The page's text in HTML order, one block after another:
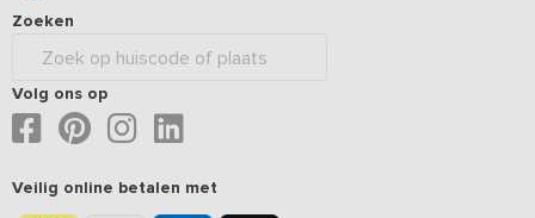
Zoeken
Volg ons op
Veilig online betalen met